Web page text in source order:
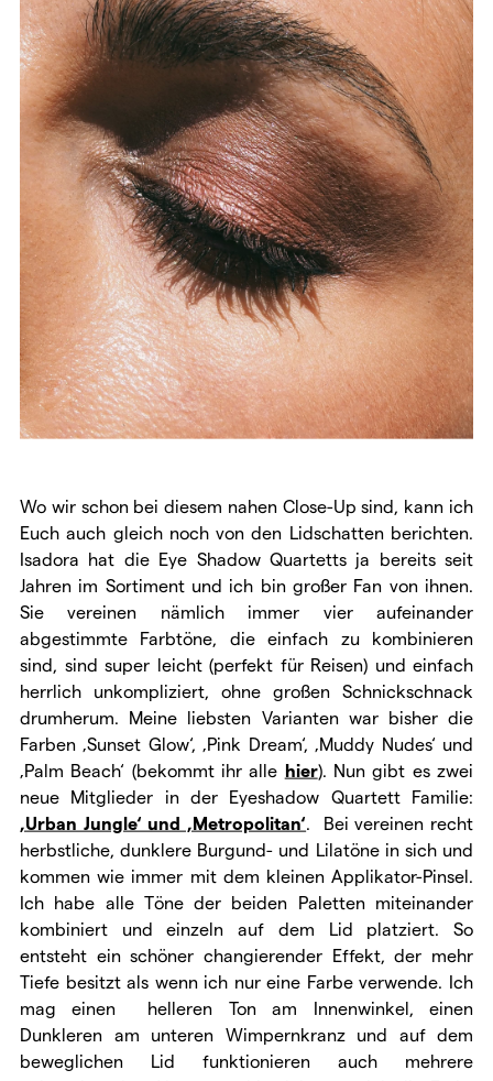
Wo wir schon bei diesem nahen Close-Up sind, kann ich
Euch auch gleich noch von den Lidschatten berichten.
Isadora hat die Eye Shadow Quartetts ja bereits seit
Jahren im Sortiment und ich bin großer Fan von ihnen.
Sie vereinen nämlich immer vier aufeinander
abgestimmte Farbtöne, die einfach zu kombinieren
sind, sind super leicht (perfekt für Reisen) und einfach
herrlich unkompliziert, ohne großen Schnickschnack
drumherum. Meine liebsten Varianten war bisher die
Farben ‚Sunset Glow‘, ‚Pink Dream‘, ‚Muddy Nudes‘ und
‚Palm Beach‘ (bekommt ihr alle hier). Nun gibt es zwei
neue Mitglieder in der Eyeshadow Quartett Familie:
‚Urban Jungle‘ und ‚Metropolitan‘. Bei vereinen recht
herbstliche, dunklere Burgund- und Lilatöne in sich und
kommen wie immer mit dem kleinen Applikator-Pinsel.
Ich habe alle Töne der beiden Paletten miteinander
kombiniert und einzeln auf dem Lid platziert. So
entsteht ein schöner changierender Effekt, der mehr
Tiefe besitzt als wenn ich nur eine Farbe verwende. Ich
mag einen helleren Ton am Innenwinkel, einen
Dunkleren am unteren Wimpernkranz und auf dem
beweglichen Lid funktionieren auch mehrere